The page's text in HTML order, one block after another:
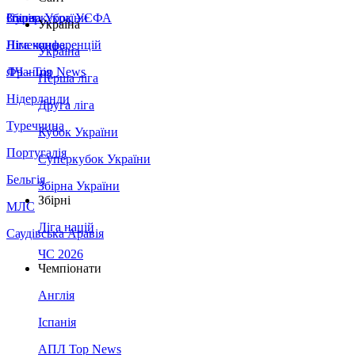
Збірна України
Італія
Німеччина
Франція
Нідерланди
Туреччина
Португалія
Бельгія
МЛС
Саудівська Аравія
Суперкубок УЄФА
Ліга конференцій
ЛЧ - Top News
Україна
Україна
Перша ліга
Друга ліга
Кубок України
Суперкубок України
Збірна України
Збірні
Ліга націй
ЧС 2026
Чемпіонати
Англія
Іспанія
АПЛ Top News